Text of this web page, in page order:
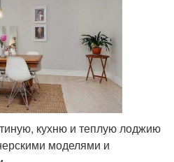
кухню и теплую лоджию
моделями и